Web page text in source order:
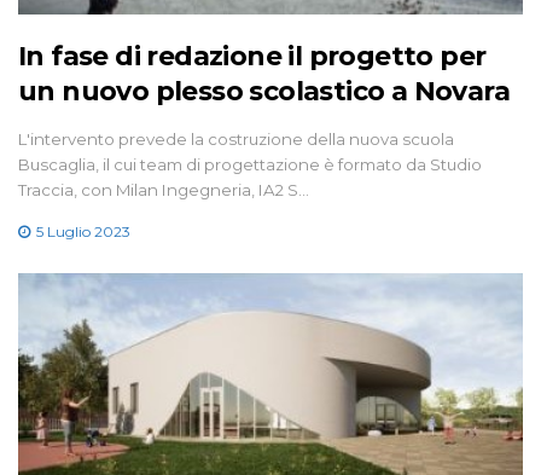
In fase di redazione il progetto per
un nuovo plesso scolastico a Novara
L'intervento prevede la costruzione della nuova scuola
Buscaglia, il cui team di progettazione è formato da Studio
Traccia, con Milan Ingegneria, IA2 S…
5 Luglio 2023